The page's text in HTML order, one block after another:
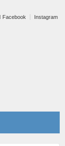
Facebook Instagram